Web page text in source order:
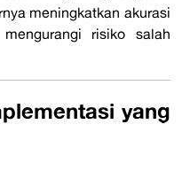
meningkatkan akurasi
risiko salah
yang